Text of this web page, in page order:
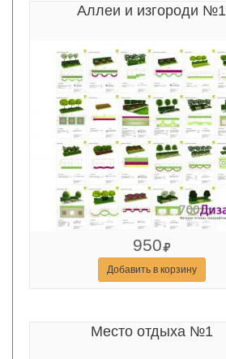
Аллеи и изгороди №1
950
Добавить в корзину
Место отдыха №1